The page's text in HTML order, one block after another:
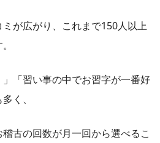
が広がり、これまで150人以上
」「習い事の中でお習字が一番好
く、
古の回数が月一回から選べるこ